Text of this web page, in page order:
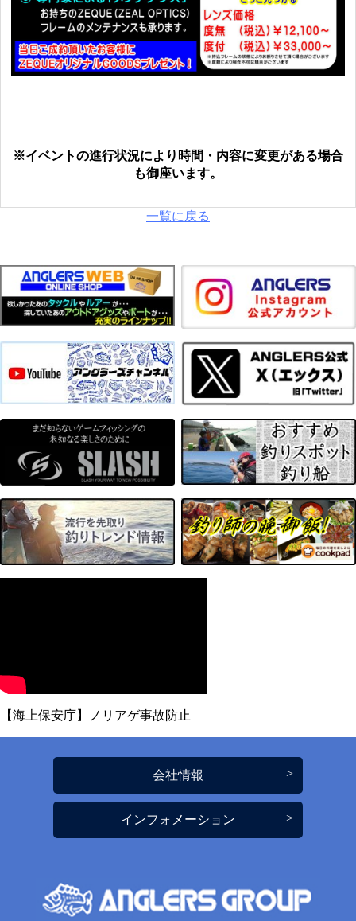
※イベントの進行状況により時間・内容に変更がある場合
も御座います。
一覧に戻る
【海上保安庁】ノリアゲ事故防止
会社情報
インフォメーション